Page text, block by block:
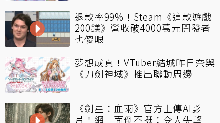
退款率99%！Steam《這款遊戲
200鎂》營收破4000萬元開發者
也傻眼
夢想成真！VTuber結城昨日奈與
《刀劍神域》推出聯動周邊
《劍星：血雨》官方上傳AI影
片！網一面倒不挺：令人失望